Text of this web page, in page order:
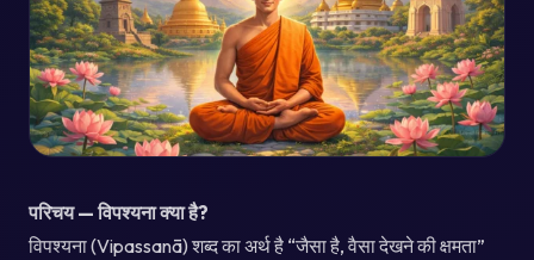
परिचय — विपश्यना क्या है?
विपश्यना (Vipassanā) शब्द का अर्थ है “जैसा है, वैसा देखने की क्षमता”